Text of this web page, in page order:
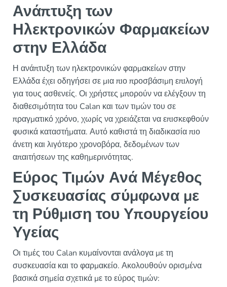
Ανάπτυξη των
Ηλεκτρονικών Φαρμακείων
στην Ελλάδα
Η ανάπτυξη των ηλεκτρονικών φαρμακείων στην
Ελλάδα έχει οδηγήσει σε μια πιο προσβάσιμη επιλογή
για τους ασθενείς. Οι χρήστες μπορούν να ελέγξουν τη
διαθεσιμότητα του Calan και των τιμών του σε
πραγματικό χρόνο, χωρίς να χρειάζεται να επισκεφθούν
φυσικά καταστήματα. Αυτό καθιστά τη διαδικασία πιο
άνετη και λιγότερο χρονοβόρα, δεδομένων των
απαιτήσεων της καθημερινότητας.
Εύρος Τιμών Ανά Μέγεθος
Συσκευασίας σύμφωνα με
τη Ρύθμιση του Υπουργείου
Υγείας
Οι τιμές του Calan κυμαίνονται ανάλογα με τη
συσκευασία και το φαρμακείο. Ακολουθούν ορισμένα
βασικά σημεία σχετικά με το εύρος τιμών: